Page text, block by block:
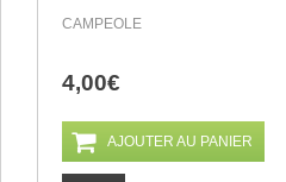
CAMPEOLE
4,00€
AJOUTER AU PANIER